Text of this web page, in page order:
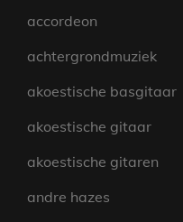
accordeon
achtergrondmuziek
akoestische basgitaar
akoestische gitaar
akoestische gitaren
andre hazes